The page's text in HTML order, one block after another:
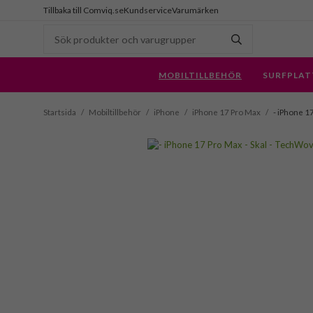
Tillbaka till Comviq.seKundserviceVarumärken
MOBILTILLBEHÖR
Startsida / Mobiltillbehör / iPhone / iPhone 17 Pro Max / - iPhone